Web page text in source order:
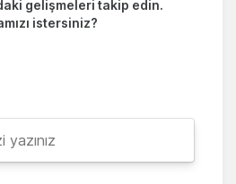
gelişmeleri takip edin.
istersiniz?